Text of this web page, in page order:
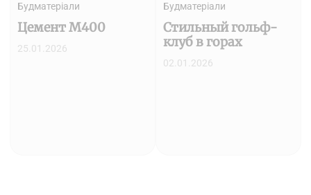
Будматеріали
Цемент М400
25.01.2026
Будматеріали
Стильный гольф-
клуб в горах
02.01.2026